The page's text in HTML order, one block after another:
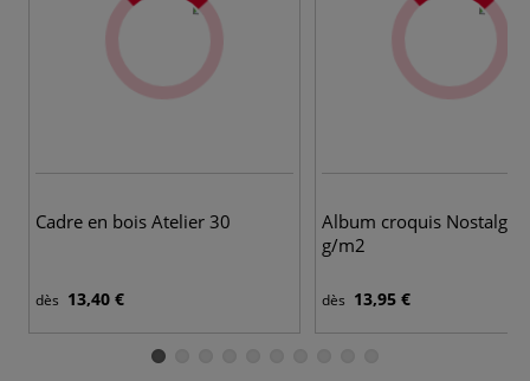
Cadre en bois Atelier 30
dès 13,40 €
Album croquis Nostalgie
g/m2
dès 13,95 €